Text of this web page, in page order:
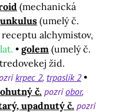
(mechanická
(umelý č.
alchymistov,
lat. golem (umelý č.
žid.
krpec 2 trpaslík 2
č. pozriobor
upadnutý č. pozri